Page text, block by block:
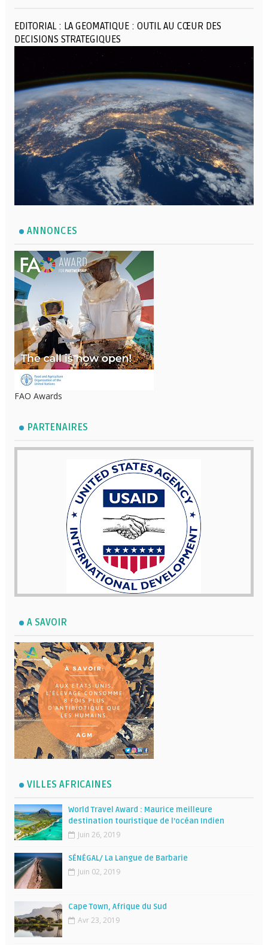
EDITORIAL : LA GEOMATIQUE : OUTIL AU CŒUR DES
DECISIONS STRATEGIQUES
ANNONCES
FAO Awards
PARTENAIRES
A SAVOIR
VILLES AFRICAINES
World Travel Award : Maurice meilleure
destination touristique de l’océan Indien
Juin 26, 2019
SÉNÉGAL/ La Langue de Barbarie
Juin 02, 2019
Cape Town, Afrique du Sud
Avr 23, 2019